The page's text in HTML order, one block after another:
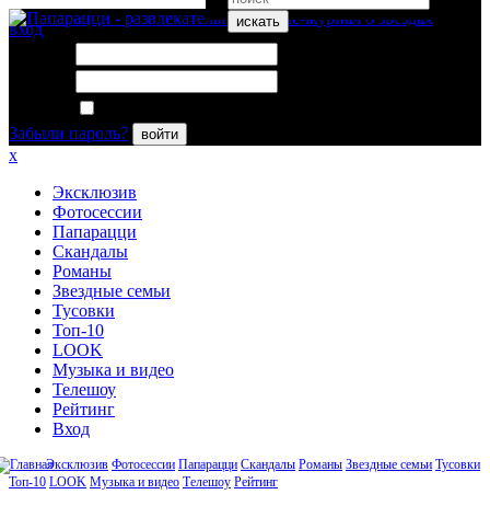
искать
вход
Забыли пароль?
войти
x
Эксклюзив
Фотосессии
Папарацци
Скандалы
Романы
Звездные семьи
Тусовки
Топ-10
LOOK
Музыка и видео
Телешоу
Рейтинг
Вход
Эксклюзив Фотосессии Папарацци Скандалы Романы Звездные семьи Тусовки
Топ-10 LOOK Музыка и видео Телешоу Рейтинг